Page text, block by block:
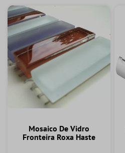
Mosaico De Vidro
Fronteira Roxa Haste